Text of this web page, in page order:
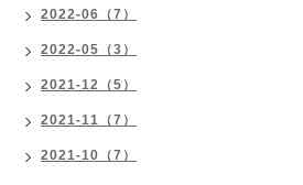
2022-06（7）
2022-05（3）
2021-12（5）
2021-11（7）
2021-10（7）